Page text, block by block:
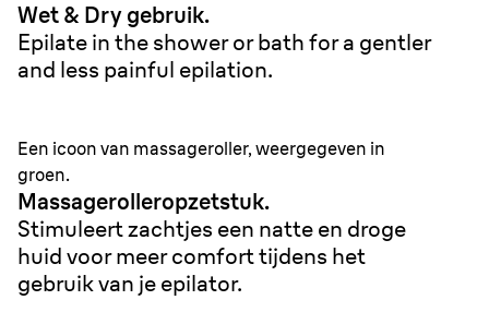
Wet & Dry gebruik.
Epilate in the shower or bath for a gentler
and less painful epilation.
Een icoon van massageroller, weergegeven in
groen.
Massagerolleropzetstuk.
Stimuleert zachtjes een natte en droge
huid voor meer comfort tijdens het
gebruik van je epilator.